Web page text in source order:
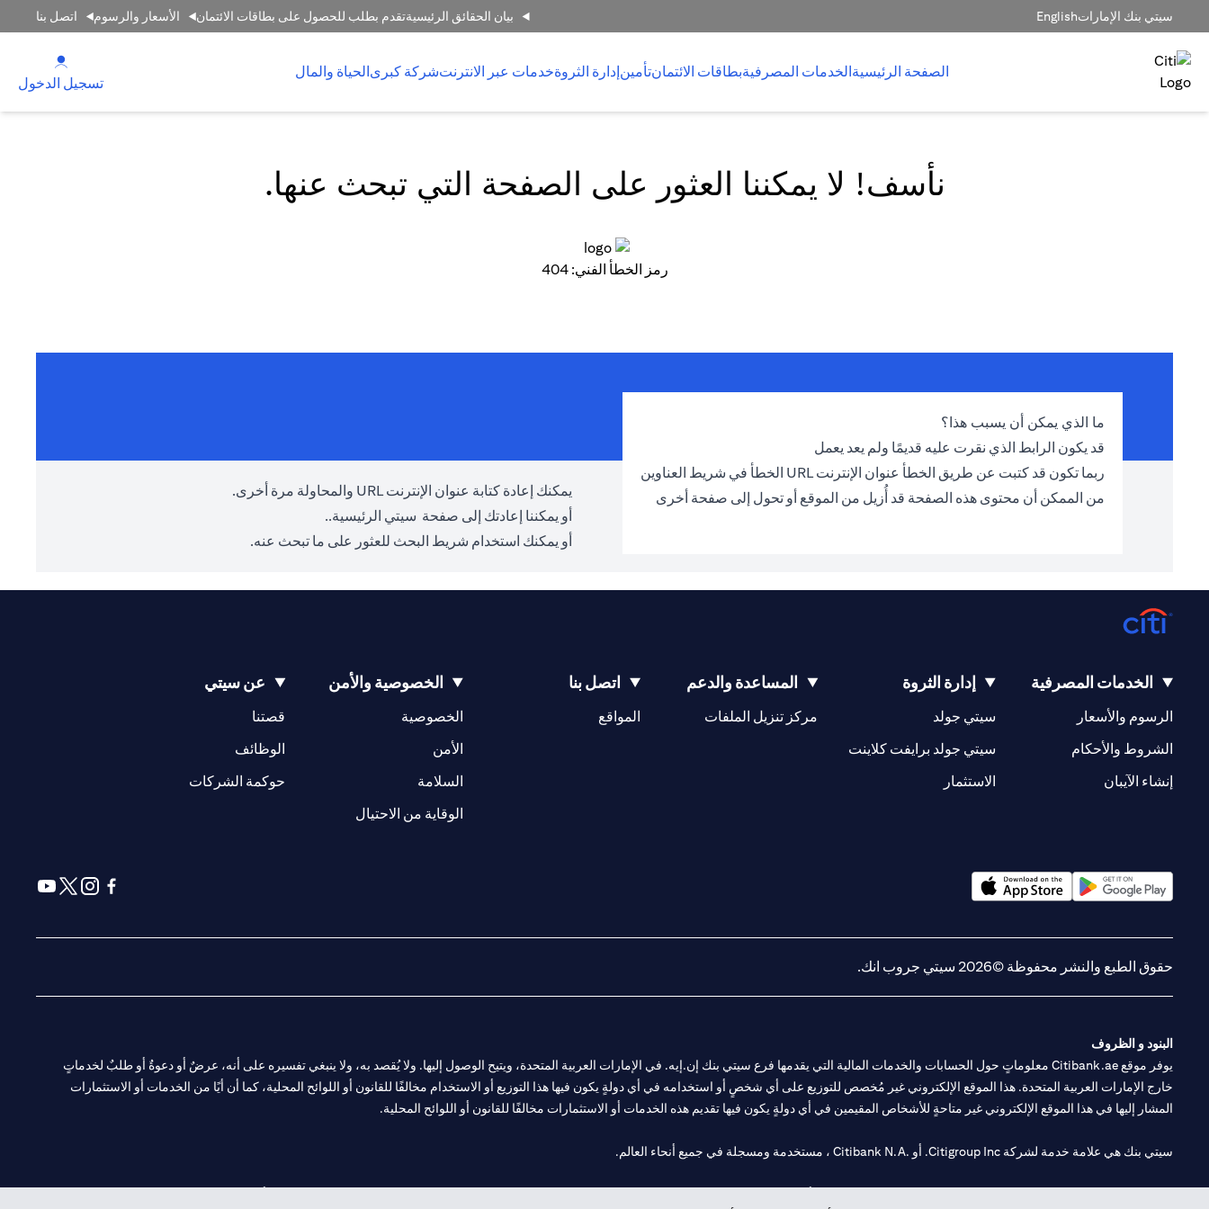
سيتي بنك الإماراتEnglish بيان الحقائق الرئيسيةتقدم بطلب للحصول على بطاقات الائتمان الأسعار والرسوم اتصل بنا
الصفحة الرئيسيةالخدمات المصرفيةبطاقات الائتمانتأمينإدارة الثروةخدمات عبر الانترنتشركة كبرىالحياة والمال
تسجيل الدخول
نأسف! لا يمكننا العثور على الصفحة التي تبحث عنها.
رمز الخطأ الفني: 404
ما الذي يمكن أن يسبب هذا؟
قد يكون الرابط الذي نقرت عليه قديمًا ولم يعد يعمل
ربما تكون قد كتبت عن طريق الخطأ عنوان الإنترنت URL الخطأ في شريط العناوين
من الممكن أن محتوى هذه الصفحة قد أُزيل من الموقع أو تحول إلى صفحة أخرى
يمكنك إعادة كتابة عنوان الإنترنت URL والمحاولة مرة أخرى.
أو يمكننا إعادتك إلى صفحة سيتي الرئيسية..
أو يمكنك استخدام شريط البحث للعثور على ما تبحث عنه.
الخدمات المصرفية
الرسوم والأسعار
الشروط والأحكام
إنشاء الآيبان
إدارة الثروة
سيتي جولد
سيتي جولد برايفت كلاينت
الاستثمار
المساعدة والدعم
مركز تنزيل الملفات
اتصل بنا
المواقع
(opens in a new tab)
الخصوصية والأمن
الخصوصية
الأمن
السلامة
الوقاية من الاحتيال
عن سيتي
قصتنا
(opens in a new tab)
الوظائف
(opens in a new tab)
حوكمة الشركات
(opens in a new tab)
حقوق الطبع والنشر محفوظة ©2026 سيتي جروب انك.
البنود و الظروف
يوفر موقع Citibank.ae معلوماتٍ حول الحسابات والخدمات المالية التي يقدمها فرع سيتي بنك إن.إيه. في الإمارات العربية المتحدة، ويتيح الوصول إليها. ولا يُقصد به، ولا ينبغي تفسيره على أنه، عرضٌ أو دعوةٌ أو طلبٌ لخدماتٍ
خارج الإمارات العربية المتحدة. هذا الموقع الإلكتروني غير مُخصص للتوزيع على أي شخصٍ أو استخدامه في أي دولةٍ يكون فيها هذا التوزيع أو الاستخدام مخالفًا للقانون أو اللوائح المحلية، كما أن أيًا من الخدمات أو الاستثمارات
المشار إليها في هذا الموقع الإلكتروني غير متاحةٍ للأشخاص المقيمين في أي دولةٍ يكون فيها تقديم هذه الخدمات أو الاستثمارات مخالفًا للقانون أو اللوائح المحلية.
سيتي بنك هي علامة خدمة لشركة Citigroup Inc. أو .Citibank N.A ، مستخدمة ومسجلة في جميع أنحاء العالم.